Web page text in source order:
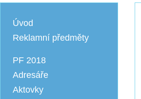
Úvod
Reklamní předměty
PF 2018
Adresáře
Aktovky